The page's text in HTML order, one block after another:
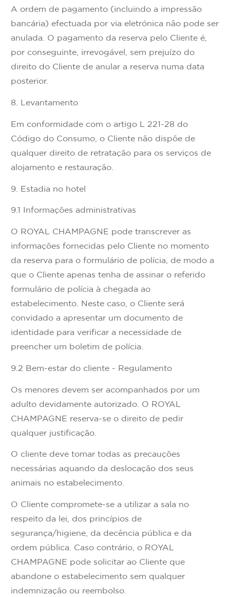
A ordem de pagamento (incluindo a impressão
bancária) efectuada por via eletrónica não pode ser
anulada. O pagamento da reserva pelo Cliente é,
por conseguinte, irrevogável, sem prejuízo do
direito do Cliente de anular a reserva numa data
posterior.
8. Levantamento
Em conformidade com o artigo L 221-28 do
Código do Consumo, o Cliente não dispõe de
qualquer direito de retratação para os serviços de
alojamento e restauração.
9. Estadia no hotel
9.1 Informações administrativas
O ROYAL CHAMPAGNE pode transcrever as
informações fornecidas pelo Cliente no momento
da reserva para o formulário de polícia, de modo a
que o Cliente apenas tenha de assinar o referido
formulário de polícia à chegada ao
estabelecimento. Neste caso, o Cliente será
convidado a apresentar um documento de
identidade para verificar a necessidade de
preencher um boletim de polícia.
9.2 Bem-estar do cliente - Regulamento
Os menores devem ser acompanhados por um
adulto devidamente autorizado. O ROYAL
CHAMPAGNE reserva-se o direito de pedir
qualquer justificação.
O cliente deve tomar todas as precauções
necessárias aquando da deslocação dos seus
animais no estabelecimento.
O Cliente compromete-se a utilizar a sala no
respeito da lei, dos princípios de
segurança/higiene, da decência pública e da
ordem pública. Caso contrário, o ROYAL
CHAMPAGNE pode solicitar ao Cliente que
abandone o estabelecimento sem qualquer
indemnização ou reembolso.